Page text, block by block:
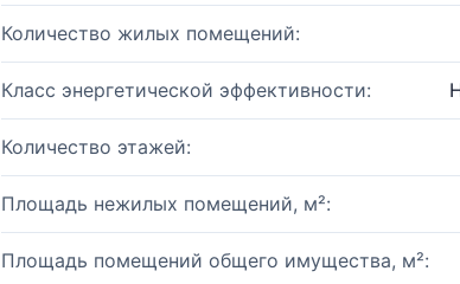
Количество жилых помещений:
Класс энергетической эффективности:
Количество этажей:
Площадь нежилых помещений, м²:
Площадь помещений общего имущества, м²: